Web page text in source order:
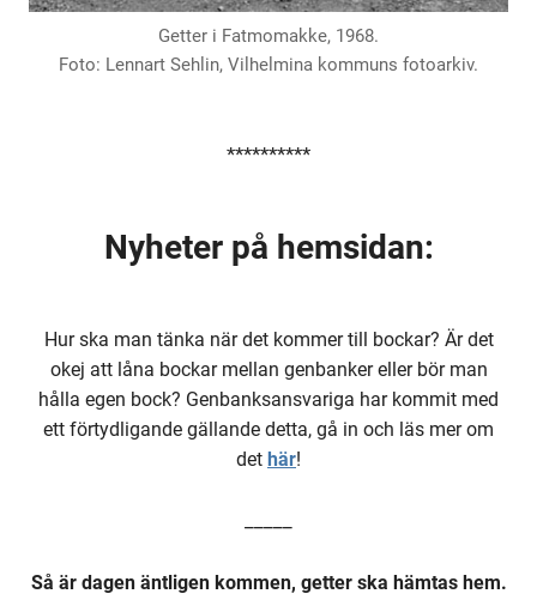
Getter i Fatmomakke, 1968.
Foto: Lennart Sehlin, Vilhelmina kommuns fotoarkiv.
**********
Nyheter på hemsidan:
Hur ska man tänka när det kommer till bockar? Är det
okej att låna bockar mellan genbanker eller bör man
hålla egen bock? Genbanksansvariga har kommit med
ett förtydligande gällande detta, gå in och läs mer om
det här!
Så är dagen äntligen kommen, getter ska hämtas hem.